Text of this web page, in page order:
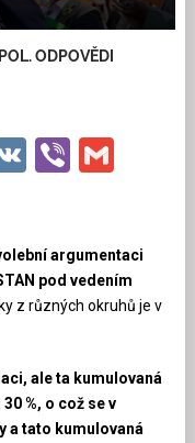
ODPOVĚDI
VKViber
argumentaci
pod vedením
z různých okruhů je v
ale ta kumulovaná
%, o což se v
a tato kumulovaná